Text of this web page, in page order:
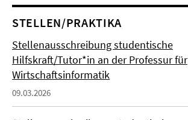
STELLEN/PRAKTIKA
Stellenausschreibung studentische
Hilfskraft/Tutor*in an der Professur für
Wirtschaftsinformatik
09.03.2026